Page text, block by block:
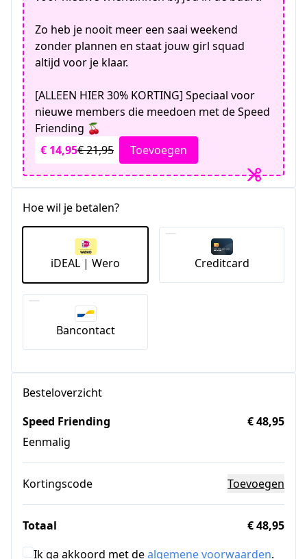
Zo heb je nooit meer een saai weekend
zonder plannen en staat jouw girl squad
altijd voor je klaar.
[ALLEEN HIER 30% KORTING] Speciaal voor
nieuwe members die meedoen met de Speed
Friending 🍒
€ 14,95€ 21,95 Toevoegen
Hoe wil je betalen?
iDEAL | Wero Creditcard
Bancontact
Besteloverzicht
Speed Friending
Eenmalig
€ 48,95
Kortingscode Toevoegen
Totaal
€ 48,95
Ik ga akkoord met dealgemene voorwaarden.